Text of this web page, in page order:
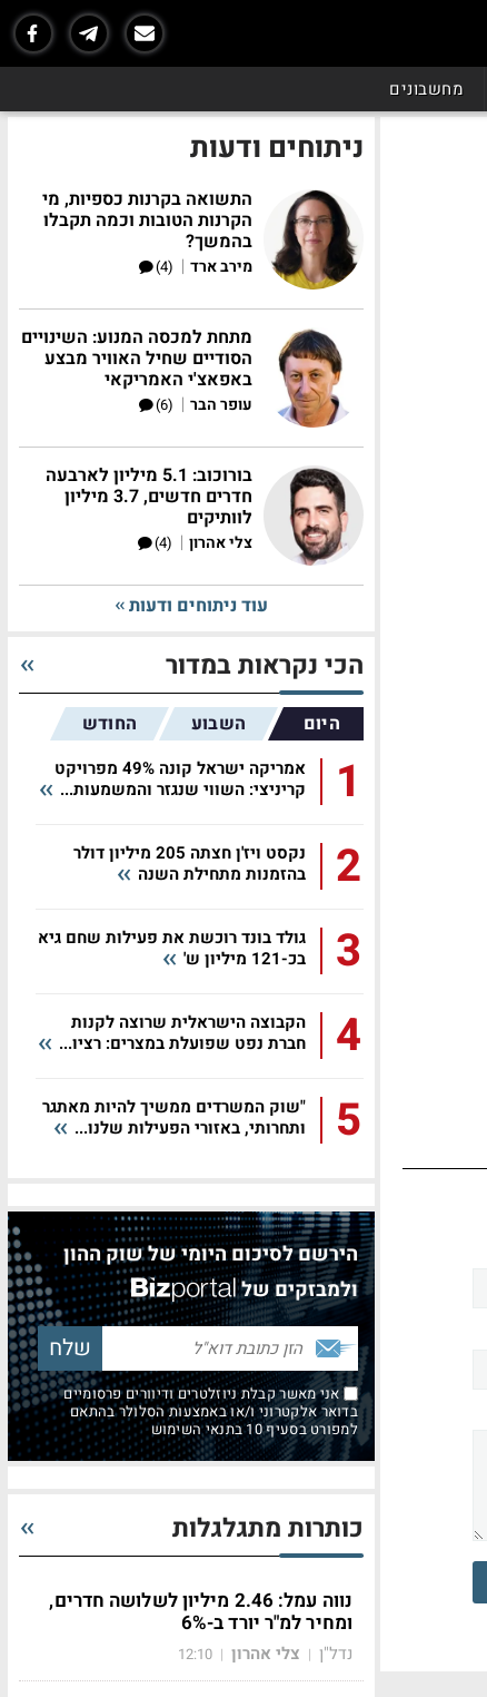
מחשבונים
ניתוחים ודעות
התשואה בקרנות כספיות, מי
הקרנות הטובות וכמה תקבלו
בהמשך?
מירב ארד |
(4)
מתחת למכסה המנוע: השינויים
הסודיים שחיל האוויר מבצע
באפאצ'י האמריקאי
עופר הבר |
(6)
בורוכוב: 5.1 מיליון לארבעה
חדרים חדשים, 3.7 מיליון
לוותיקים
צלי אהרון |
(4)
עוד ניתוחים ודעות
הכי נקראות במדור
היום השבוע החודש
1
אמריקה ישראל קונה 49% מפרויקט
קריניצי: השווי שנגזר והמשמעות...
2
נקסט ויז'ן חצתה 205 מיליון דולר
בהזמנות מתחילת השנה
3
גולד בונד רוכשת את פעילות שחם גיא
בכ-121 מיליון ש'
4
הקבוצה הישראלית שרוצה לקנות
חברת נפט שפועלת במצרים: רציו...
5
"שוק המשרדים ממשיך להיות מאתגר
ותחרותי, באזורי הפעילות שלנו...
הירשם לסיכום היומי של שוק ההון
ולמבזקים של
אני מאשר קבלת ניוזלטרים ודיוורים פרסומיים
בדואר אלקטרוני ו/או באמצעות הסלולר בהתאם
למפורט בסעיף 10 בתנאי השימוש
כותרות מתגלגלות
נווה עמל: 2.46 מיליון לשלושה חדרים,
ומחיר למ"ר יורד ב-6%
נדל"ן | צלי אהרון |
12:10